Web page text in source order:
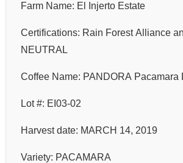
Farm Name: El Injerto Estate
Certifications: Rain Forest Alliance
NEUTRAL
Coffee Name: PANDORA Pacamara
Lot #: EI03-02
Harvest date: MARCH 14, 2019
Variety: PACAMARA